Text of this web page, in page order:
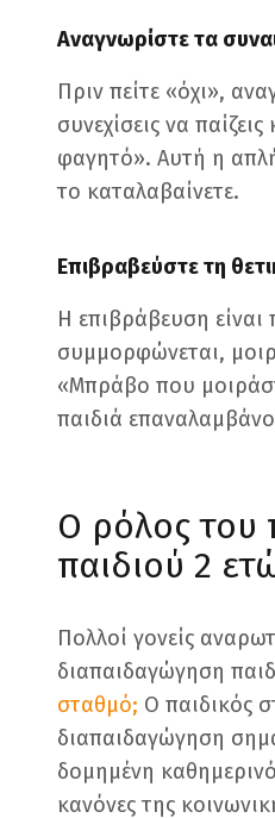
Αναγνωρίστε τα
Πριν πείτε «όχι»,
συνεχίσεις να
φαγητό». Αυτή η απλή
το καταλαβαίνετε.
Επιβραβεύστε τη
Η επιβράβευση
συμμορφώνεται,
«Μπράβο που
παιδιά
Ο ρόλος του
παιδιού 2
Πολλοί γονείς
διαπαιδαγώγηση
σταθμό; Ο παιδικός
διαπαιδαγώγηση
δομημένη
κανόνες της